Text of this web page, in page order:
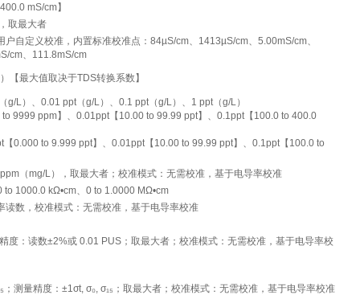
mS/cm】
取最大者
户自定义校准，内置标准校准点：84µS/cm、1413µS/cm、5.00mS/cm、
cm、111.8mS/cm
【最大值取决于TDS转换系数】
g/L）、0.01 ppt（g/L）、0.1 ppt（g/L）、1 ppt（g/L）
9999 ppm】、0.01ppt【10.00 to 99.99 ppt】、0.1ppt【100.0 to 400.0
【0.000 to 9.999 ppt】、0.01ppt【10.00 to 99.99 ppt】、0.1ppt【100.0 to
（mg/L），取最大者；校准模式：无需校准，基于电导率校准
to 1000.0 kΩ•cm、0 to 1.0000 MΩ•cm
读数，校准模式：无需校准，基于电导率校准
度：读数±2%或 0.01 PUS；取最大者；校准模式：无需校准，基于电导率校
；测量精度：±1σt, σ₀, σ₁₅；取最大者；校准模式：无需校准，基于电导率校准